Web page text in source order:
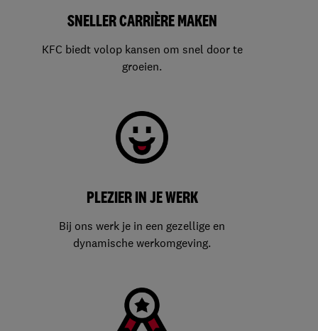
SNELLER CARRIÈRE MAKEN
KFC biedt volop kansen om snel door te
groeien.
PLEZIER IN JE WERK
Bij ons werk je in een gezellige en
dynamische werkomgeving.